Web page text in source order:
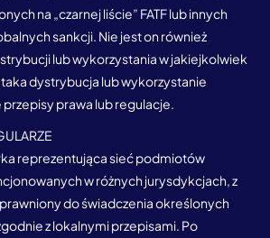
na „czarnej liście” FATF lub innych
sankcji. Nie jest on również
lub wykorzystania w jakiejkolwiek
dystrybucja lub wykorzystanie
przepisy prawa lub regulacje.
reprezentująca sieć podmiotów
w różnych jurysdykcjach, z
do świadczenia określonych
z lokalnymi przepisami. Po